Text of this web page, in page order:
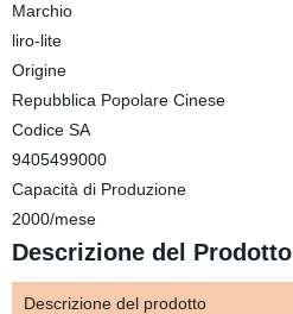
Marchio
liro-lite
Origine
Repubblica Popolare Cinese
Codice SA
9405499000
Capacità di Produzione
2000/mese
Descrizione del Prodotto
Descrizione del prodotto